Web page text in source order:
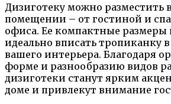
Дизиготеку можно разместить
помещении – от гостиной и
офиса. Ее компактные размеры
идеально вписать тропиканку
вашего интерьера. Благодаря
форме и разнообразию видов
дизиготеки станут ярким
доме и привлекут внимание